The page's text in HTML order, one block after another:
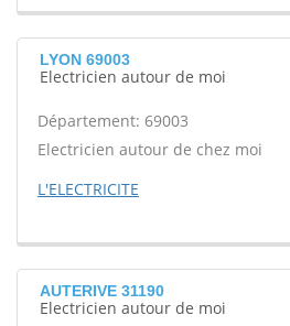
LYON 69003
Electricien autour de moi
Département: 69003
Electricien autour de chez moi
L'ELECTRICITE
AUTERIVE 31190
Electricien autour de moi